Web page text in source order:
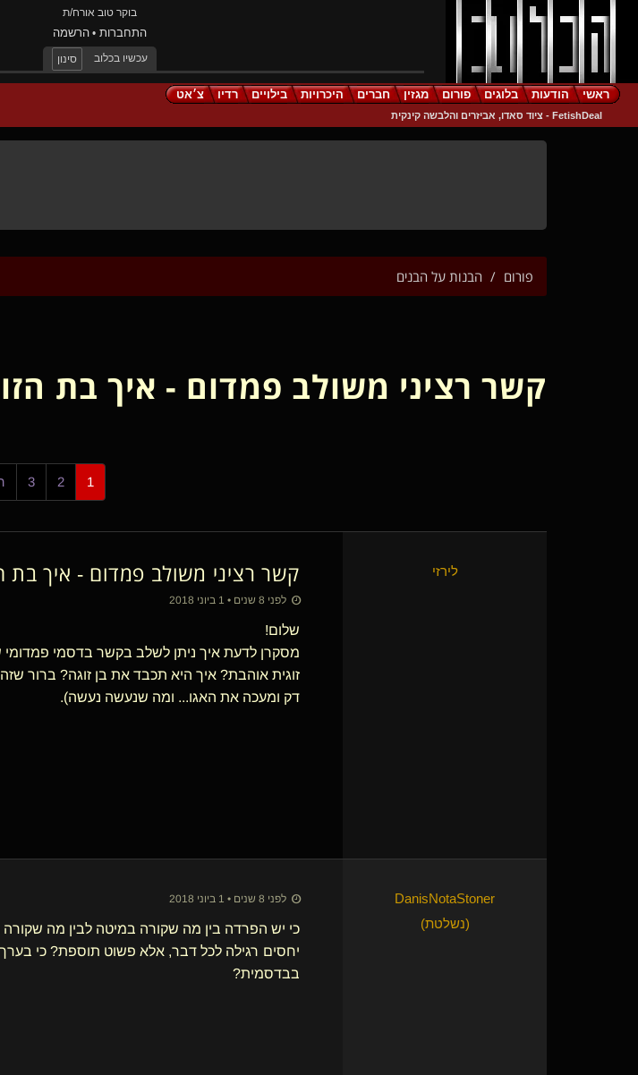
בוקר טוב אורח/ת
התחברות•הרשמה
עכשיו בכלוב סינון
ראשי הודעות בלוגים פורום מגזין חברים היכרויות בילויים רדיו צ׳אט
FetishDeal - ציוד סאדו, אביזרים והלבשה קינקית
פורום הבנות על הבנים
קשר רציני משולב פמדום - איך בת
1
2
3
לירזי קשר רציני משולב פמדום - איך בת
לפני 8 שנים • 1 ביוני 2018
שלום!
מסקרן לדעת איך ניתן לשלב בקשר בדסמי
זוגית אוהבת? איך היא תכבד את בן זוגה? ברור
דק ומעכה את האגו... ומה שנעשה נעשה).
(נשלטת)
לפני 8 שנים • 1 ביוני 2018
כי יש הפרדה בין מה שקורה במיטה לבין מה
יחסים רגילה לכל דבר, אלא פשוט תוספת? כי
בבדסמית?